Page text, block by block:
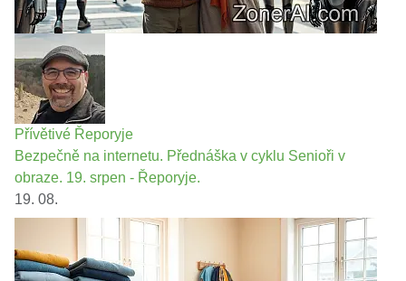
Přívětivé Řeporyje
Bezpečně na internetu. Přednáška v cyklu Senioři v
obraze. 19. srpen - Řeporyje.
19. 08.